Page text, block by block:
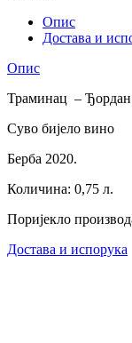
Опис
Достава и
Опис
Траминац – Ђордан
Суво бијело вино
Берба 2020.
Количина: 0,75 л.
Поријекло
Достава и испорука